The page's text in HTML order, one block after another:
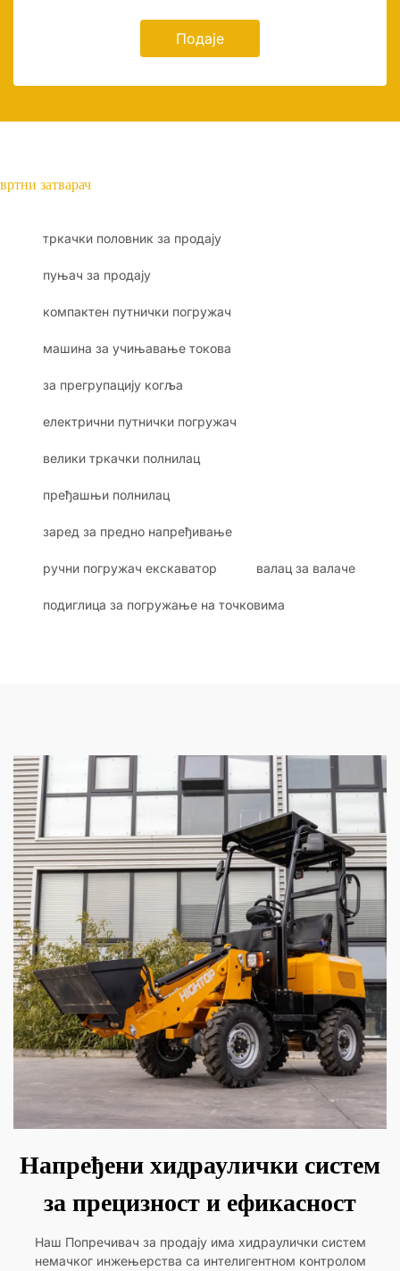
Подаје
вртни затварач
тркачки половник за продају
пуњач за продају
компактен путнички погружач
машина за учињавање токова
за прегрупацију когља
електрични путнички погружач
велики тркачки полнилац
пређашњи полнилац
заред за предно напређивање
ручни погружач екскаватор валац за валаче
подиглица за погружање на точковима
Напређени хидраулички систем
за прецизност и ефикасност
Наш Попречивач за продају има хидраулички систем
немачког инжењерства са интелигентном контролом